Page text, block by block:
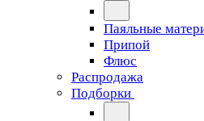
Паяльные
Припой
Флюс
Распродажа
Подборки